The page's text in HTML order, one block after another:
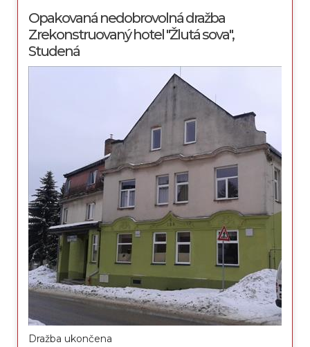
Opakovaná nedobrovolná dražba
Zrekonstruovaný hotel "Žlutá sova",
Studená
Dražba ukončena